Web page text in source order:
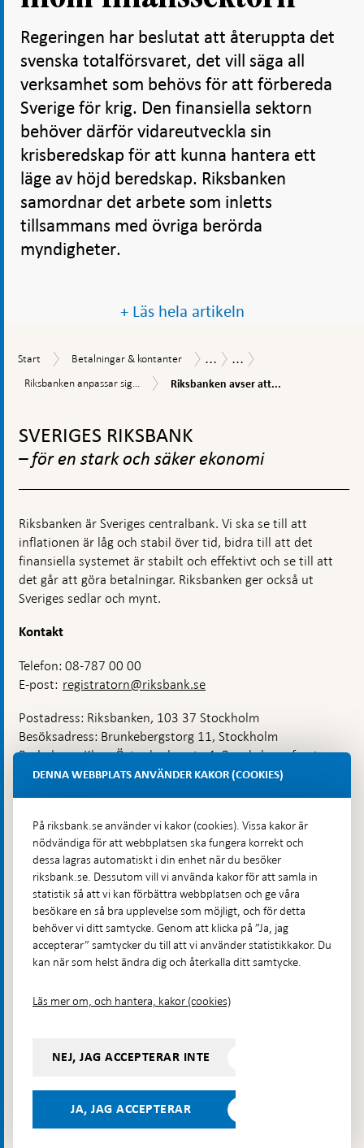
Regeringen har beslutat att återuppta det
svenska totalförsvaret, det vill säga all
verksamhet som behövs för att förbereda
Sverige för krig. Den finansiella sektorn
behöver därför vidareutveckla sin
krisberedskap för att kunna hantera ett
läge av höjd beredskap. Riksbanken
samordnar det arbete som inletts
tillsammans med övriga berörda
myndigheter.
+ Läs hela artikeln
Start
Start
Betalningar
kontanter
Betalningar & kontanter Betalningsrapport
...
Så
svenskarna
...
Riksbanken
till
den
digitala
världen
Riksbanken anpassar sig...
Riksbanken
TIPS
Riksbanken avser att...
toppnavigation
SVERIGES RIKSBANK
– för en stark och säker ekonomi
Riksbanken är Sveriges centralbank. Vi ska se till att
inflationen är låg och stabil över tid, bidra till att det
finansiella systemet är stabilt och effektivt och se till att
det går att göra betalningar. Riksbanken ger också ut
Sveriges sedlar och mynt.
Kontakt
Telefon: 08-787 00 00
E-post: registratorn@riksbank.se
Postadress: Riksbanken, 103 37 Stockholm
Besöksadress: Brunkebergstorg 11, Stockholm
Budadress: Klara Östra kyrkogata 4, Brunkebergsfaret,
Lastplats 6
Hitta direkt
Frågor och svar-
Öppnas
i
ny
flik
Till Riksbankens webbarkiv-
Öppnas
i
ny
Presskontakt
Integritetspolicy
Följ oss på sociala medier
YouTubeDela på:
Facebook
Dela på:
Instagram
Dela
på:
Bluesky
DENNA WEBBPLATS ANVÄNDER KAKOR (COOKIES)
På riksbank.se använder vi kakor (cookies). Vissa kakor är
nödvändiga för att webbplatsen ska fungera korrekt och
dessa lagras automatiskt i din enhet när du besöker
riksbank.se. Dessutom vill vi använda kakor för att samla in
statistik så att vi kan förbättra webbplatsen och ge våra
besökare en så bra upplevelse som möjligt, och för detta
behöver vi ditt samtycke. Genom att klicka på ”Ja, jag
accepterar” samtycker du till att vi använder statistikkakor. Du
kan när som helst ändra dig och återkalla ditt samtycke.
Läs mer om, och hantera, kakor (cookies)
NEJ, JAG ACCEPTERAR INTE
JA, JAG ACCEPTERAR